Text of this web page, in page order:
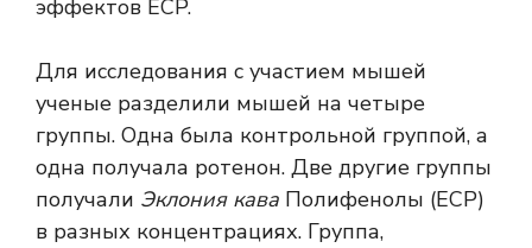
эффектов ECP.
Для исследования с участием мышей
ученые разделили мышей на четыре
группы. Одна была контрольной группой, а
одна получала ротенон. Две другие группы
получали Эклония кава Полифенолы (ECP)
в разных концентрациях. Группа,